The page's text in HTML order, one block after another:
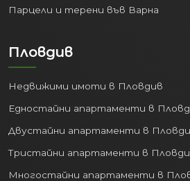
Парцели и терени във Варна
Пловдив
Недвижими имоти в Пловдив
Едностайни апартаменти в
Двустайни апартаменти в
Тристайни апартаменти в
Многостайни апартаменти в